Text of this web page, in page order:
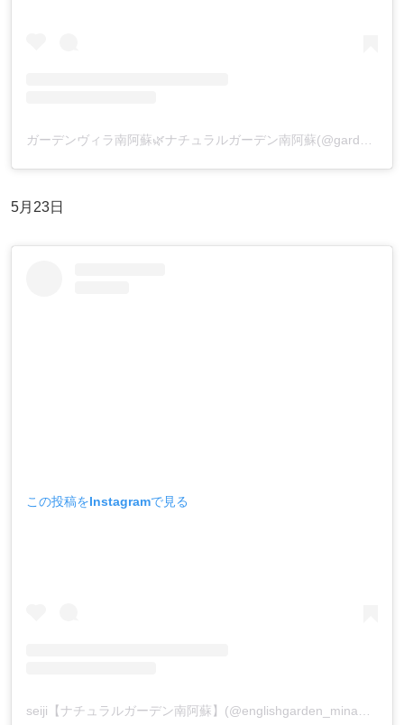
ガーデンヴィラ南阿蘇🌿ナチュラルガーデン南阿蘇(@gardenvilla_minamiaso)がシェアした投稿
5月23日
この投稿をInstagramで見る